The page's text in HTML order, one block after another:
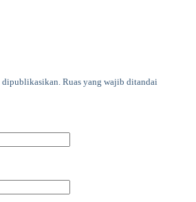
dipublikasikan. Ruas yang wajib ditandai